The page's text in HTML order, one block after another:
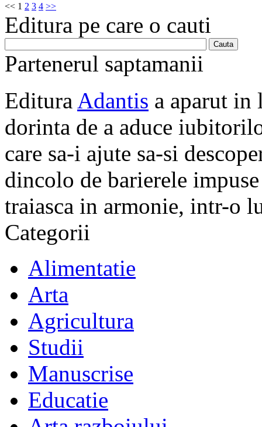
<< 1 2 3 4 >>
Editura pe care o cauti
Partenerul saptamanii
Editura Adantis a aparut in
dorinta de a aduce
care sa-i ajute sa-si
dincolo de barierele
traiasca in armonie, intr-o
Categorii
Alimentatie
Arta
Agricultura
Studii
Manuscrise
Educatie